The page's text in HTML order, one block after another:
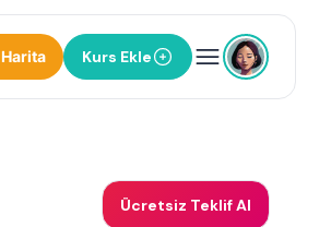
Harita Kurs Ekle
Ücretsiz Teklif Al